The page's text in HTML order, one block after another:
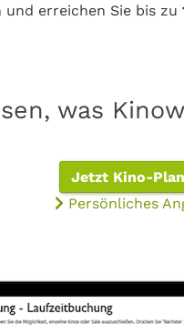
und erreichen Sie bis zu
was
Jetzt Kino-
Persönliches